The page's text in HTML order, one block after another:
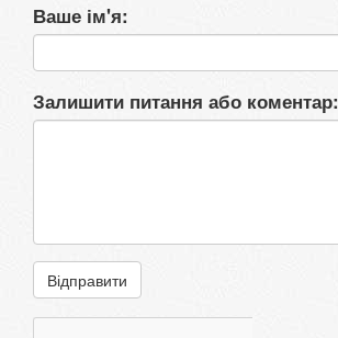
Ваше ім'я:
Залишити питання або коментар:
Відправити